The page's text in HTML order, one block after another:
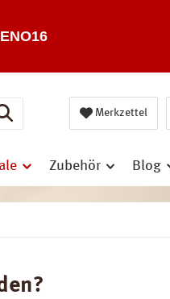
Merkzettel
Zubehör Blog